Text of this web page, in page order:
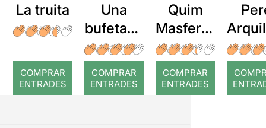
La truita
COMPRAR
ENTRADES
Una
bufetada
a temps
COMPRAR
ENTRADES
Quim
Masferre
r: Temps
COMPRAR
ENTRADES
: